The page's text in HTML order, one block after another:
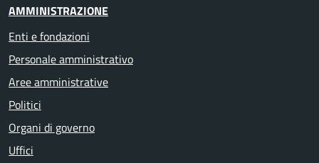
AMMINISTRAZIONE
Enti e fondazioni
Personale amministrativo
Aree amministrative
Politici
Organi di governo
Uffici